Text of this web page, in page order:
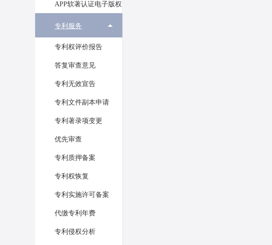
APP软著认证电子版权
专利服务
专利权评价报告
答复审查意见
专利无效宣告
专利文件副本申请
专利著录项变更
优先审查
专利质押备案
专利权恢复
专利实施许可备案
代缴专利年费
专利侵权分析